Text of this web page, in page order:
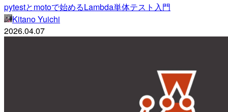
pytestとmotoで始めるLambda単体テスト入門
Kitano Yuichi
2026.04.07